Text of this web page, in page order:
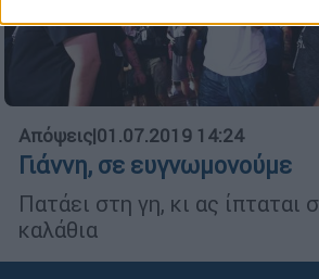
Απόψεις|01.07.2019 14:24
Γιάννη, σε ευγνωµονούµε
Πατάει στη γη, κι ας ίπταται
καλάθια